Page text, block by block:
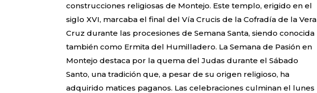
construcciones religiosas de Montejo. Este templo, erigido en el
siglo XVI, marcaba el final del Vía Crucis de la Cofradía de la Vera
Cruz durante las procesiones de Semana Santa, siendo conocida
también como Ermita del Humilladero. La Semana de Pasión en
Montejo destaca por la quema del Judas durante el Sábado
Santo, una tradición que, a pesar de su origen religioso, ha
adquirido matices paganos. Las celebraciones culminan el lunes